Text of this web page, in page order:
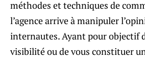
méthodes et techniques de
l’agence arrive à manipuler
internautes. Ayant pour objectif
visibilité ou de vous constituer